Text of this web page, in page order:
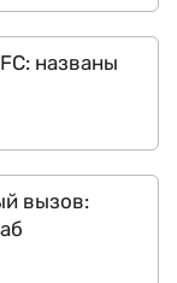
названы
вызов: